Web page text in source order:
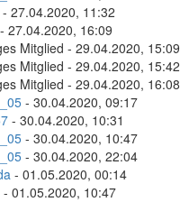
- 27.04.2020, 11:32
- 27.04.2020, 16:09
Mitglied - 29.04.2020, 15:09
Mitglied - 29.04.2020, 15:42
Mitglied - 29.04.2020, 16:08
- 30.04.2020, 09:17
- 30.04.2020, 10:31
- 30.04.2020, 10:47
- 30.04.2020, 22:04
- 01.05.2020, 00:14
- 01.05.2020, 10:47